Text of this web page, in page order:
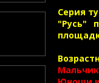
Серия
"Русь"